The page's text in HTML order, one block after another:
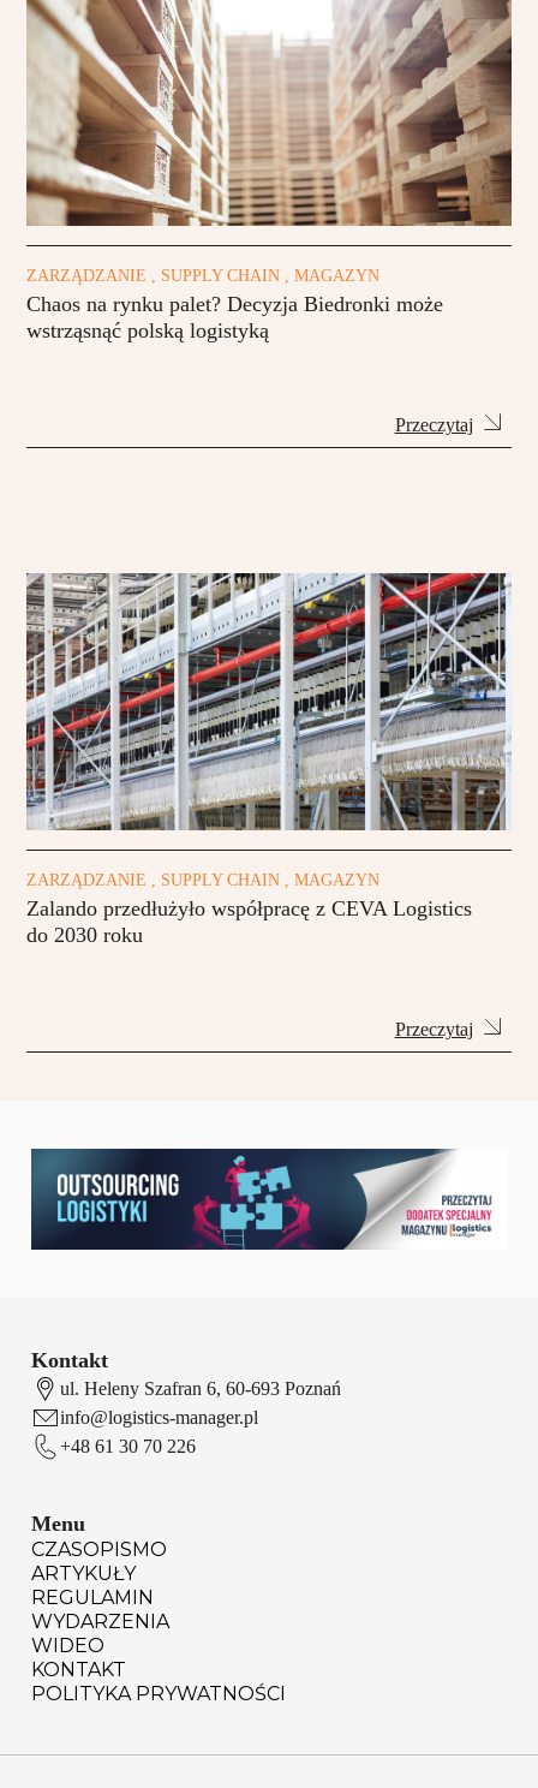
ZARZĄDZANIE , SUPPLY CHAIN , MAGAZYN
Chaos na rynku palet? Decyzja Biedronki może
wstrząsnąć polską logistyką
Przeczytaj
ZARZĄDZANIE , SUPPLY CHAIN , MAGAZYN
Zalando przedłużyło współpracę z CEVA Logistics
do 2030 roku
Przeczytaj
Kontakt
ul. Heleny Szafran 6, 60-693 Poznań
info@logistics-manager.pl
+48 61 30 70 226
Menu
CZASOPISMO
ARTYKUŁY
REGULAMIN
WYDARZENIA
WIDEO
KONTAKT
POLITYKA PRYWATNOŚCI